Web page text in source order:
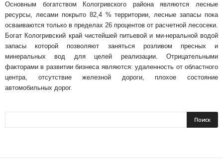
Основным богатством Кологривского района являются лесные
ресурсы, лесами покрыто 82,4 % территории, лесные запасы пока
осваиваются только в пределах 26 процентов от расчетной лесосеки.
Богат Кологривский край чистейшей питьевой и ми-неральной водой
запасы которой позволяют заняться розливом пресных и
минеральных вод для целей реализации. Отрицательными
факторами в развитии бизнеса являются: удаленность от областного
центра, отсутствие железной дороги, плохое состояние
автомобильных дорог.